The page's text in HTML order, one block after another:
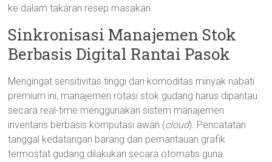
ke dalam takaran resep masakan.
Sinkronisasi Manajemen Stok
Berbasis Digital Rantai Pasok
Mengingat sensitivitas tinggi dari komoditas minyak nabati
premium ini, manajemen rotasi stok gudang harus dipantau
secara real-time menggunakan sistem manajemen
inventaris berbasis komputasi awan (cloud). Pencatatan
tanggal kedatangan barang dan pemantauan grafik
termostat gudang dilakukan secara otomatis guna